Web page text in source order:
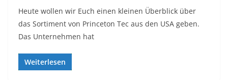
Heute wollen wir Euch einen kleinen Überblick über
das Sortiment von Princeton Tec aus den USA geben.
Das Unternehmen hat
Weiterlesen